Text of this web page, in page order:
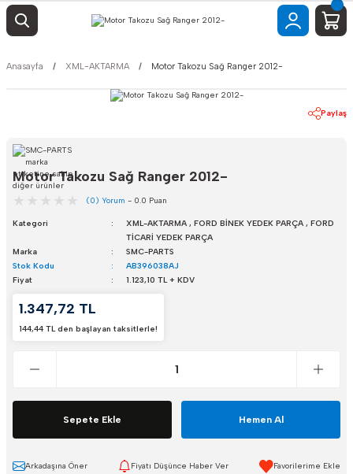
Anasayfa XML-AKTARMA Motor Takozu Sağ Ranger 2012-
Paylaş
Motor Takozu Sağ Ranger 2012-
(0) Yorum - 0.0 Puan
Kategori XML-AKTARMA , FORD BİNEK YEDEK PARÇA , FORD
TİCARİ YEDEK PARÇA
Marka
SMC-PARTS
Stok Kodu
AB396038AJ
Fiyat
1.123,10 TL + KDV
1.347,72 TL
144,44 TL den başlayan taksitlerle!
Sepete Ekle Hemen Al
Arkadaşına Öner Fiyatı Düşünce Haber Ver